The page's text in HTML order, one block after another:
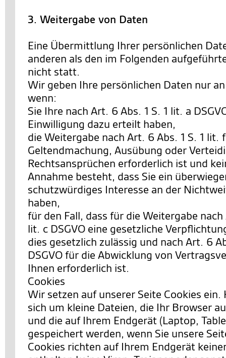
3. Weitergabe von Daten
Eine Übermittlung Ihrer persönlichen
anderen als den im Folgenden
nicht statt.
Wir geben Ihre persönlichen Daten nur
wenn:
Sie Ihre nach Art. 6 Abs. 1 S. 1 lit. a
Einwilligung dazu erteilt haben,
die Weitergabe nach Art. 6 Abs. 1 S. 1 lit.
Geltendmachung, Ausübung oder
Rechtsansprüchen erforderlich ist und
Annahme besteht, dass Sie ein
schutzwürdiges Interesse an der
haben,
für den Fall, dass für die Weitergabe nach
lit. c DSGVO eine gesetzliche
dies gesetzlich zulässig und nach Art. 6
DSGVO für die Abwicklung von
Ihnen erforderlich ist.
Cookies
Wir setzen auf unserer Seite Cookies ein.
sich um kleine Dateien, die Ihr Browser
und die auf Ihrem Endgerät (Laptop,
gespeichert werden, wenn Sie unsere
Cookies richten auf Ihrem Endgerät